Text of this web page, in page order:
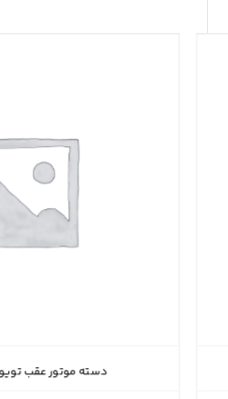
دسته موتور عقب